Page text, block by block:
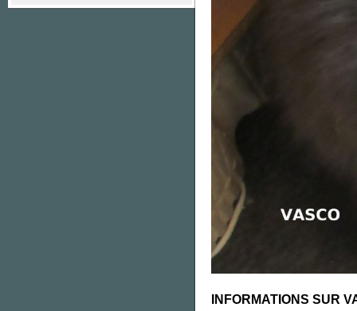
INFORMATIONS SUR